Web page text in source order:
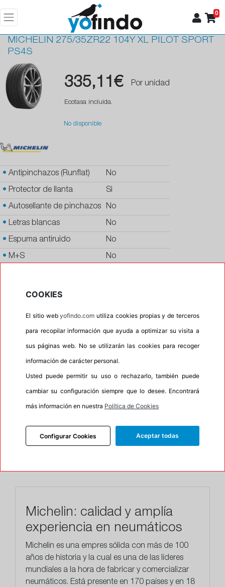
0
MICHELIN 275/35ZR22 104Y XL PILOT SPORT
PS4S
335,11€ Por unidad
Ecotasa incluida.
No disponible
• Antipinchazos (Runflat) No
• Protector de llanta Si
• Autosellante de pinchazos No
• Letras blancas No
• Espuma antiruido No
• M+S No
INFORMACIÓN
RECOMENDADO
Michelin: calidad y amplía
experiencia en neumáticos
Michelin es una empres sólida con más de 100
años de historia y la cual es una de las líderes
mundiales a la hora de fabricar y comercializar
neumáticos. Está presente en 170 países y en 18
COOKIES
El sitio webyofindo.com utiliza cookies propias y de terceros
para recopilar información que ayuda a optimizar su visita a
sus páginas web. No se utilizarán las cookies para recoger
información de carácter personal.
Usted puede permitir su uso o rechazarlo, también puede
cambiar su configuración siempre que lo desee. Encontrará
más información en nuestra Política de Cookies
Configurar Cookies Aceptar todas